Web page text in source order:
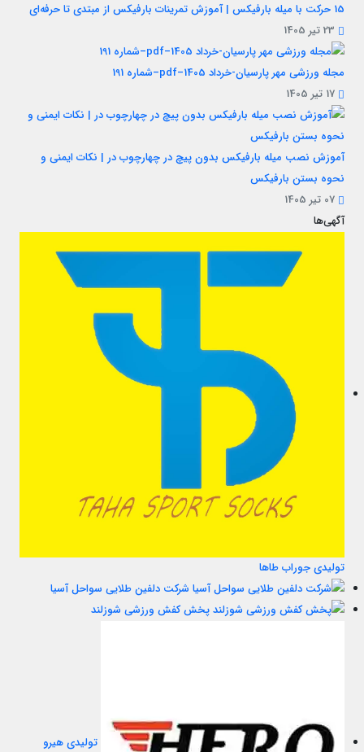
15 حرکت با میله بارفیکس | آموزش تمرینات بارفیکس از مبتدی تا حرفه‌ای
23 تیر 1405
مجله ورزشی مهر پارسیان-خرداد 1405–pdf–شماره 191
17 تیر 1405
آموزش نصب میله بارفیکس بدون پیچ در چهارچوب در | نکات ایمنی و
نحوه بستن بارفیکس
07 تیر 1405
آگهی‌ها
تولیدی جوراب طاها
شرکت دلفین طلایی سواحل آسیا
پخش کفش ورزشی شوزلند
تولیدی هیرو